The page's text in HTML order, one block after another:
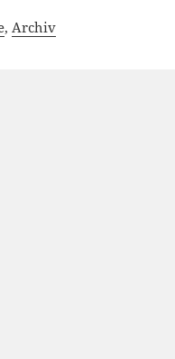
,Archiv